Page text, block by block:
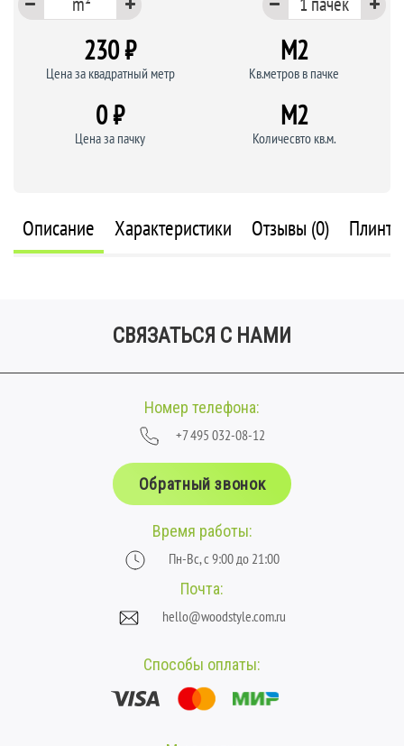
230 ₽
Цена за квадратный метр
M2
Кв.метров в пачке
0 ₽
Цена за пачку
M2
Количесвто кв.м.
Описание Характеристики Отзывы (0)
СВЯЗАТЬСЯ С НАМИ
Номер телефона:
+7 495 032-08-12
Обратный звонок
Время работы:
Пн-Вс, с 9:00 до 21:00
Почта:
hello@woodstyle.com.ru
Способы оплаты: